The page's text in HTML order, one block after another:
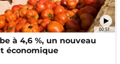
00:51
à 4,6 %, un nouveau
économique